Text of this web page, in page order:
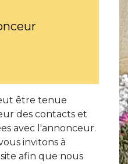
être tenue
des contacts et
avec l'annonceur.
invitons à
afin que nous